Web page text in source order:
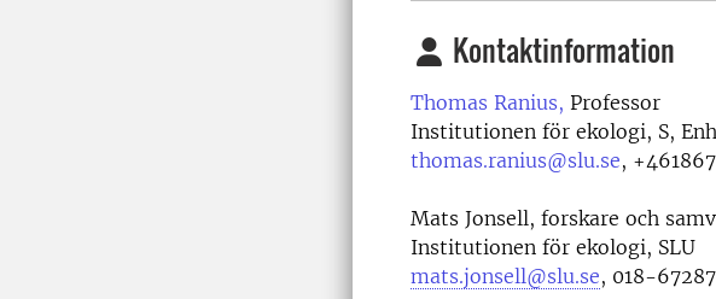
Kontaktinformation
Thomas Ranius, Professor
Institutionen för ekologi, S,
thomas.ranius@slu.se,
Mats Jonsell, forskare och
Institutionen för ekologi, SLU
mats.jonsell@slu.se, 018-